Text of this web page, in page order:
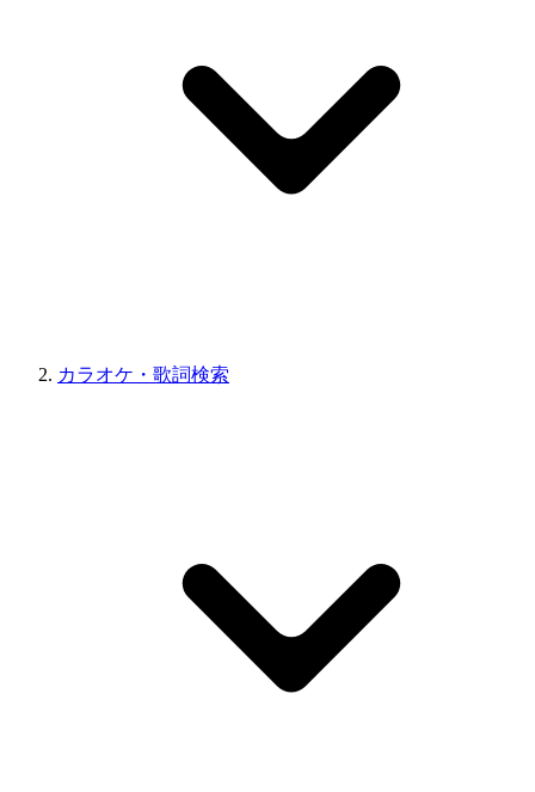
カラオケ・歌詞検索